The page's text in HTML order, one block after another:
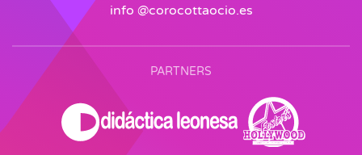
info @corocottaocio.es
PARTNERS